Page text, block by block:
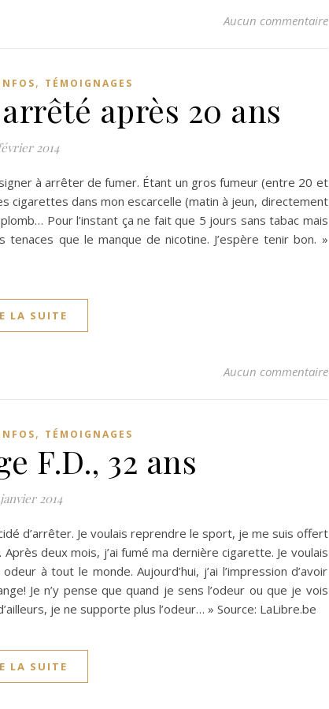
Aucun commentaire
, TÉMOIGNAGES
arrêté après 20 ans
2014
à arrêter de fumer. Étant un gros fumeur (entre 20 et
cigarettes dans mon escarcelle (matin à jeun, directement
Pour l’instant ça ne fait que 5 jours sans tabac mais
que le manque de nicotine. J’espère tenir bon. »
LA SUITE
Aucun commentaire
, TÉMOIGNAGES
F.D., 32 ans
2014
d’arrêter. Je voulais reprendre le sport, je me suis offert
deux mois, j’ai fumé ma dernière cigarette. Je voulais
à tout le monde. Aujourd’hui, j’ai l’impression d’avoir
Je n’y pense que quand je sens l’odeur ou que je vois
je ne supporte plus l’odeur… » Source: LaLibre.be
LA SUITE